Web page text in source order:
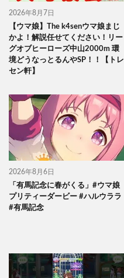
2026年8月7日
【ウマ娘】The k4senウマ娘まじ
かよ！解説任せてください！リー
グオブヒーローズ中山2000m 環
境どうなっとるんやSP！！【トレ
セン軒】
2026年8月6日
「有馬記念に春がくる」#ウマ娘
プリティーダービー #ハルウララ
#有馬記念